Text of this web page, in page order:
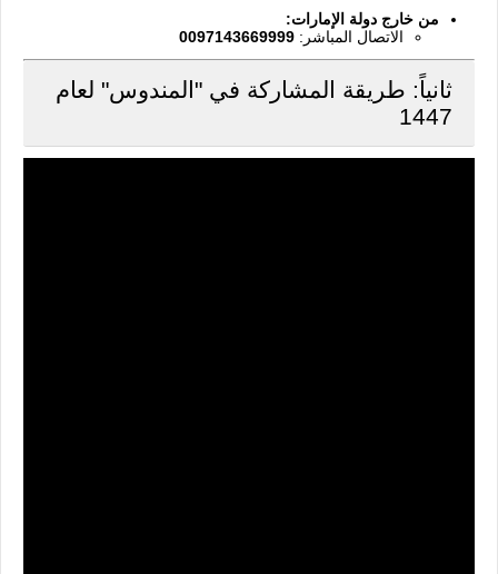
من خارج دولة الإمارات:
الاتصال المباشر: 0097143669999
ثانياً: طريقة المشاركة في "المندوس" لعام
1447